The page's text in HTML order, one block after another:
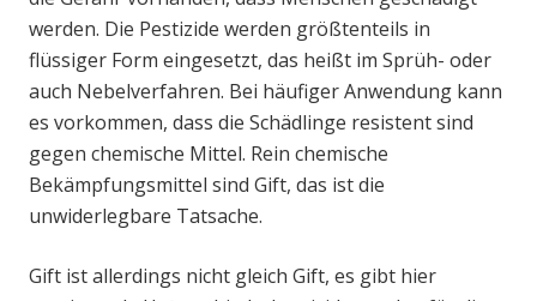
werden. Die Pestizide werden größtenteils in
flüssiger Form eingesetzt, das heißt im Sprüh- oder
auch Nebelverfahren. Bei häufiger Anwendung kann
es vorkommen, dass die Schädlinge resistent sind
gegen chemische Mittel. Rein chemische
Bekämpfungsmittel sind Gift, das ist die
unwiderlegbare Tatsache.
Gift ist allerdings nicht gleich Gift, es gibt hier